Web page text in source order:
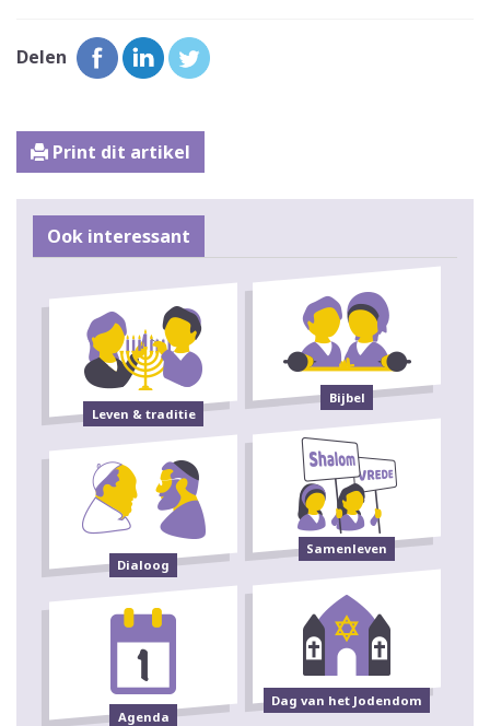
Delen
Print dit artikel
Ook interessant
Leven & traditie
Bijbel
Dialoog
Samenleven
Agenda
Dag van het Jodendom